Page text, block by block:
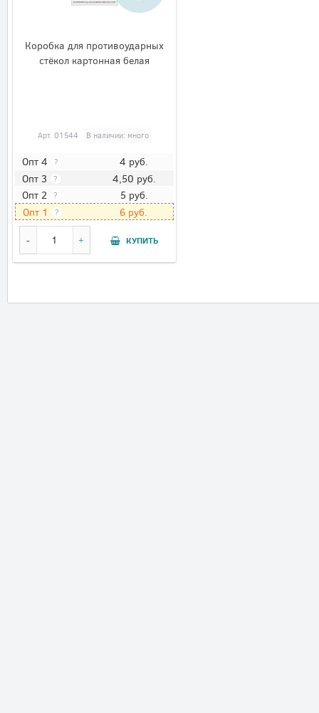
Коробка для противоударных
стёкол картонная белая
Арт. 01544 В наличии: много
Опт 4 ? 4 руб.
Опт 3 ? 4,50 руб.
Опт 2 ? 5 руб.
Опт 1 ? 6 руб.
КУПИТЬ